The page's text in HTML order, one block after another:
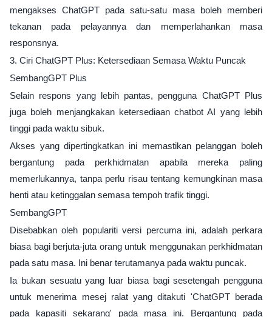
mengakses ChatGPT pada satu-satu masa boleh memberi
tekanan pada pelayannya dan memperlahankan masa
responsnya.
3. Ciri ChatGPT Plus: Ketersediaan Semasa Waktu Puncak
SembangGPT Plus
Selain respons yang lebih pantas, pengguna ChatGPT Plus
juga boleh menjangkakan ketersediaan chatbot AI yang lebih
tinggi pada waktu sibuk.
Akses yang dipertingkatkan ini memastikan pelanggan boleh
bergantung pada perkhidmatan apabila mereka paling
memerlukannya, tanpa perlu risau tentang kemungkinan masa
henti atau ketinggalan semasa tempoh trafik tinggi.
SembangGPT
Disebabkan oleh populariti versi percuma ini, adalah perkara
biasa bagi berjuta-juta orang untuk menggunakan perkhidmatan
pada satu masa. Ini benar terutamanya pada waktu puncak.
Ia bukan sesuatu yang luar biasa bagi sesetengah pengguna
untuk menerima mesej ralat yang ditakuti 'ChatGPT berada
pada kapasiti sekarang' pada masa ini. Bergantung pada